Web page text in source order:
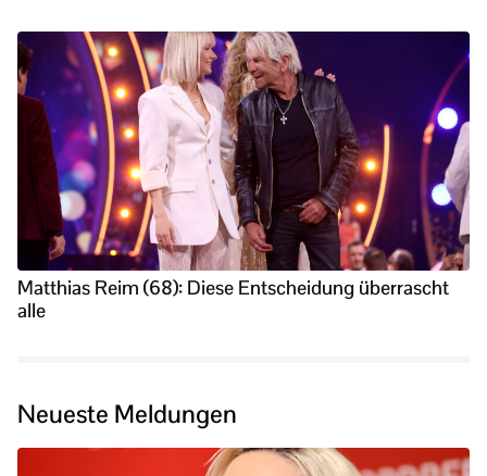
Matthias Reim (68): Diese Entscheidung überrascht
alle
Neueste Meldungen